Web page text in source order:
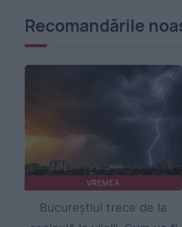
Recomandările
VREMEA
Bucureștiul trece de la